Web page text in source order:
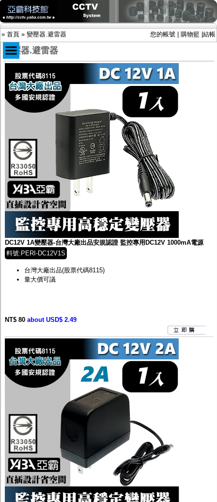
» 首頁 » 變壓器.避雷器 您的帳號 購物籃 結帳
商品目錄
限時促銷特惠專案
IP網路攝影機及錄放影機
AHD DVR數位錄放影機
AHD中小型紅外線攝影機(適用騎樓、室內外)
AHD防護罩型攝影機(適用屋外，紅外線照射
距離遠）
AHD特殊功能型攝影機
旋轉型攝影機.旋轉台
傳統高解析攝影機
鏡頭
投光設備
防護罩及支架
多路攝影機單軸傳輸
監聽器.麥克風
網路設備
視訊轉換設備
雙絞線傳輸器
雜訊改善器
分配放大器
網路線用水晶頭
變壓器.避雷器
偽裝嚇阻假監視器. 警示防盜貼紙
行車紀錄器.車用插座配件
電腦工業機殼
客訂商品
變壓器.避雷器
DC12V 1A變壓器-台灣大廠出品安規認證 監控專用DC12V 1000mA電源
料號:PERI-DC12V1S
台灣大廠出品(股票代碼8115)
量大價可議
NT$ 80 about USD$ 2.49